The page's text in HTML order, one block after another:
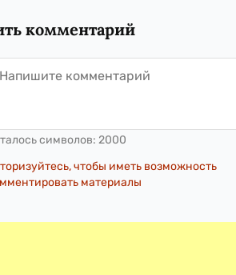
комментарий
символов: 2000
чтобы иметь возможность
материалы